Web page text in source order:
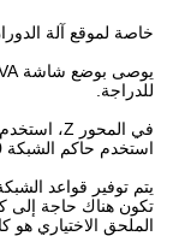
خاصة لموقع آلة
للدراجة.
استخدم حاكم الشبكة KA-300 أو KA-500.
تكون هناك حاجة إلى
الملحق الاختياري هو كابل